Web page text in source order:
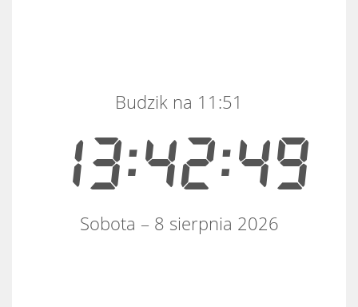
13:42:49
Budzik na 11:51
Sobota – 8 sierpnia 2026